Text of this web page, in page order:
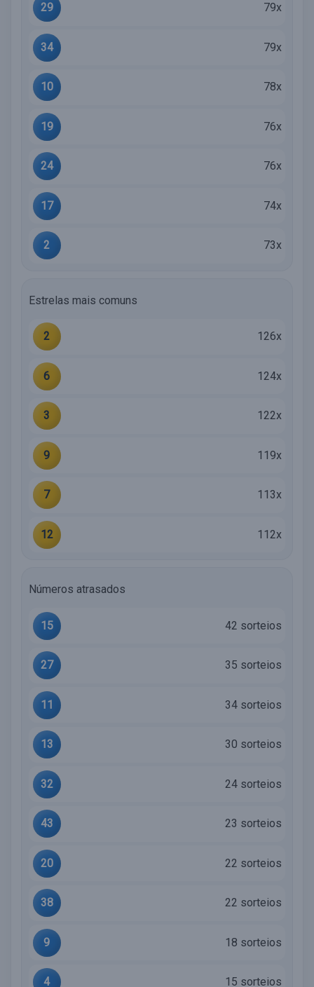
29 79x
34 79x
10 78x
19 76x
24 76x
17 74x
2 73x
Estrelas mais comuns
2 126x
6 124x
3 122x
9 119x
7 113x
12 112x
Números atrasados
15 42 sorteios
27 35 sorteios
11 34 sorteios
13 30 sorteios
32 24 sorteios
43 23 sorteios
20 22 sorteios
38 22 sorteios
9 18 sorteios
4 15 sorteios